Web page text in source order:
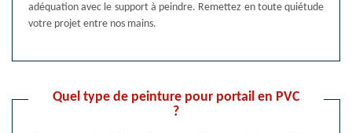
adéquation avec le support à peindre. Remettez en toute quiétude
votre projet entre nos mains.
Quel type de peinture pour portail en PVC
?